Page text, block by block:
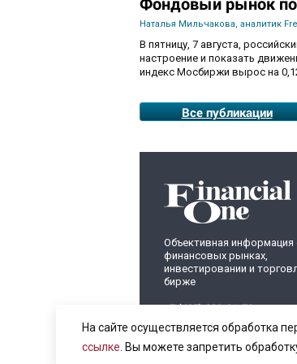
Наталья Мильчакова, аналитик
В пятницу, 7 августа,
настроение и показать
индекс Мосбиржи вырос на
Все публикации
Объективная информация
финансовых рынках,
инвестировании и
бирже
+7 (495) 899-01-70
info@fomag.ru
На сайте осуществляется обработка
ссылке . Вы можете запретить